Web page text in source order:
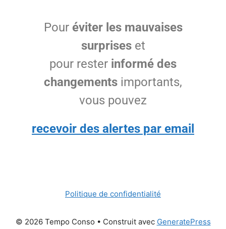
Pour éviter les mauvaises
surpriseset
pour rester informé des
changements importants,
vous pouvez
recevoir des alertes par email
Politique de confidentialité
© 2026 Tempo Conso • Construit avec GeneratePress